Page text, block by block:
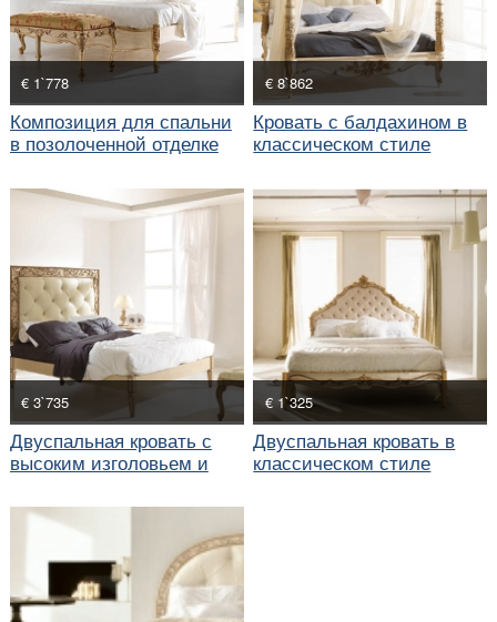
€ 1`778
Композиция для спальни
в позолоченной отделке
€ 8`862
Кровать с балдахином в
классическом стиле
€ 3`735
Двуспальная кровать с
высоким изголовьем и
столики
€ 1`325
Двуспальная кровать в
классическом стиле